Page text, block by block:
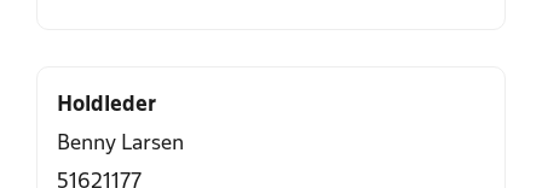
Holdleder
Benny Larsen
51621177